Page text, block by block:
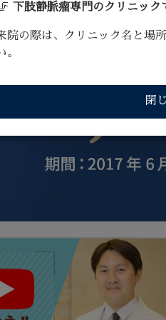
下肢静脈瘤専門のクリニック
院の際は、クリニック名と場
閉